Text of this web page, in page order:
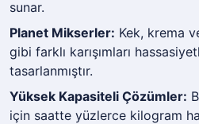
sunar.
Planet Mikserler: Kek, krema
gibi farklı karışımları
tasarlanmıştır.
Yüksek Kapasiteli Çözümler:
için saatte yüzlerce kilogram